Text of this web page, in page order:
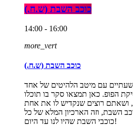
כוכב השבת (ש.ח.)
14:00 - 16:00
more_vert
כוכב השבת (ש.ח.)
עם מיטב הלהיטים של אחד
הפופ. כאן תמצאו סקר בו תוכלו
ושאתם רוצים שנקדיש לו את אחת
השבת, וזה הארכיון המלא של כל
כוכבי השבת שהיו לנו עד היום!